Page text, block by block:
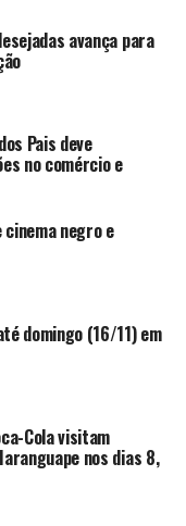
avança para
Pais deve
no comércio e
negro e
domingo (16/11) em
Cola visitam
nos dias 8,